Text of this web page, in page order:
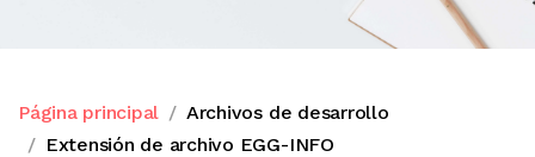
Página principal
Archivos de desarrollo
Extensión de archivo EGG-INFO